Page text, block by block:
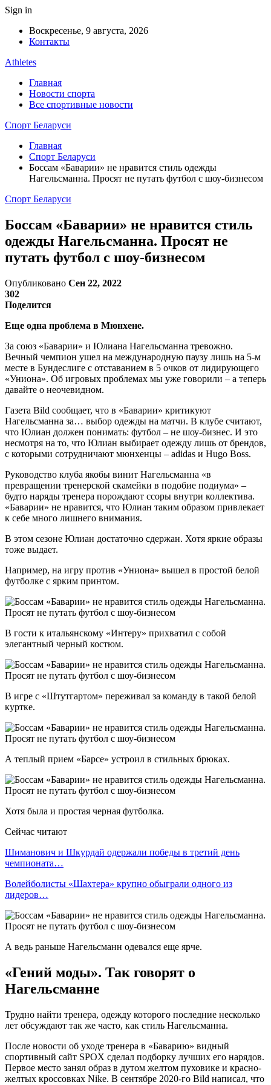
Sign in
Воскресенье, 9 августа, 2026
Контакты
Athletes
Главная
Новости спорта
Все спортивные новости
Спорт Беларуси
Главная
Спорт Беларуси
Боссам «Баварии» не нравится стиль одежды
Нагельсманна. Просят не путать футбол с шоу-бизнесом
Спорт Беларуси
Боссам «Баварии» не нравится стиль
одежды Нагельсманна. Просят не
путать футбол с шоу-бизнесом
Опубликовано Сен 22, 2022
302
Поделится
Еще одна проблема в Мюнхене.
За союз «Баварии» и Юлиана Нагельсманна тревожно.
Вечный чемпион ушел на международную паузу лишь на 5-м
месте в Бундеслиге с отставанием в 5 очков от лидирующего
«Униона». Об игровых проблемах мы уже говорили – а теперь
давайте о неочевидном.
Газета Bild сообщает, что в «Баварии» критикуют
Нагельсманна за… выбор одежды на матчи. В клубе считают,
что Юлиан должен понимать: футбол – не шоу-бизнес. И это
несмотря на то, что Юлиан выбирает одежду лишь от брендов,
с которыми сотрудничают мюнхенцы – adidas и Hugo Boss.
Руководство клуба якобы винит Нагельсманна «в
превращении тренерской скамейки в подобие подиума» –
будто наряды тренера порождают ссоры внутри коллектива.
«Баварии» не нравится, что Юлиан таким образом привлекает
к себе много лишнего внимания.
В этом сезоне Юлиан достаточно сдержан. Хотя яркие образы
тоже выдает.
Например, на игру против «Униона» вышел в простой белой
футболке с ярким принтом.
В гости к итальянскому «Интеру» прихватил с собой
элегантный черный костюм.
В игре с «Штутгартом» переживал за команду в такой белой
куртке.
А теплый прием «Барсе» устроил в стильных брюках.
Хотя была и простая черная футболка.
Сейчас читают
Шиманович и Шкурдай одержали победы в третий день
чемпионата…
Волейболисты «Шахтера» крупно обыграли одного из
лидеров…
А ведь раньше Нагельсманн одевался еще ярче.
«Гений моды». Так говорят о
Нагельсманне
Трудно найти тренера, одежду которого последние несколько
лет обсуждают так же часто, как стиль Нагельсманна.
После новости об уходе тренера в «Баварию» видный
спортивный сайт SPOX сделал подборку лучших его нарядов.
Первое место занял образ в дутом желтом пуховике и красно-
желтых кроссовках Nikе. В сентябре 2020-го Bild написал, что